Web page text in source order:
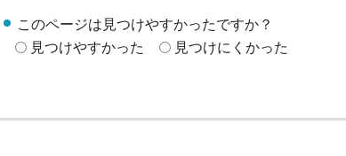
このページは見つけやすかったですか？
見つけやすかった
見つけにくかった